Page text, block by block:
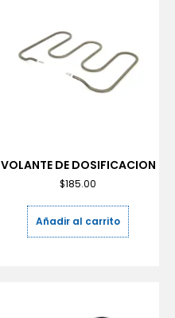
VOLANTE DE DOSIFICACION
$185.00
Añadir al carrito